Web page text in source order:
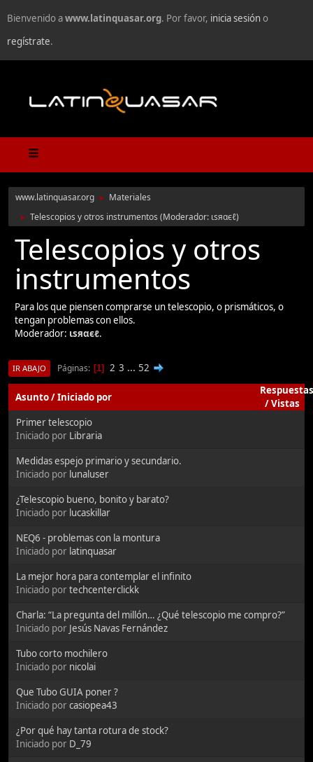
Bienvenido awww.latinquasar.org. Por favor, inicia sesióno
regístrate.
www.latinquasar.org ► Materiales
► Telescopios y otros instrumentos (Moderador: ιѕяαєℓ)
Telescopios y otros
instrumentos
Para los que piensen comprarse un telescopio, o prismáticos, o
tengan problemas con ellos.
Moderador: ιѕяαєℓ.
IR ABAJO Páginas 1 2 3 ... 52
Asunto/Iniciado por
/Vistas
Primer telescopio
Iniciado por Libraria
Medidas espejo primario y secundario.
Iniciado por lunaluser
¿Telescopio bueno, bonito y barato?
Iniciado por lucaskillar
NEQ6 - problemas con la montura
Iniciado por latinquasar
La mejor hora para contemplar el infinito
Iniciado portechcenterclickk
Charla: “La pregunta del millón… ¿Qué telescopio me compro?”
Iniciado por Jesús Navas Fernández
Tubo corto mochilero
Iniciado por nicolai
Que Tubo GUIA poner ?
Iniciado porcasiopea43
¿Por qué hay tanta rotura de stock?
Iniciado por D_79